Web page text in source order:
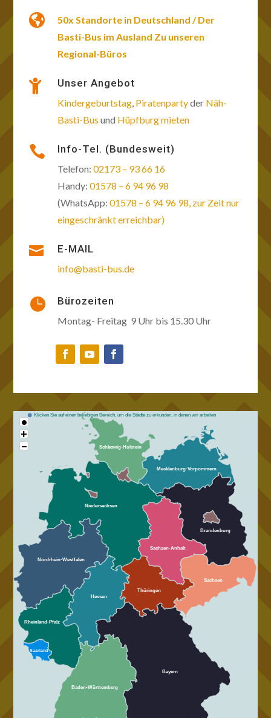

50x Standorte in Deutschland / Der
Basti-Bus im Ausland Zu unseren
Regional-Büros
 Unser Angebot
Kindergeburtstag, Piratenpartyder Näh-
Basti-Bus und Hüpfburg mieten
 Info-Tel. (Bundesweit)
Telefon: 02173 – 93 66 16
Handy: 01578 – 6 94 96 98
(WhatsApp: 01578 – 6 94 96 98, zur Zeit nur
eingeschränkt erreichbar)
 E-MAIL
info@basti-bus.de
 Bürozeiten
Montag- Freitag 9 Uhr bis 15.30 Uhr
Thüringen
Schleswig-Holstein
Sachsen-Anhalt
Sachsen
Saarland
Rheinland-Pfalz
Nordrhein-Westfalen
Niedersachsen
Mecklenburg-Vorpommern
Hessen
Brandenburg
Bayern
Baden-Württemberg
Klicken Sie auf einen beliebigen Bereich, um die Städte zu erkunden, in denen wir arbeiten
•
+
−